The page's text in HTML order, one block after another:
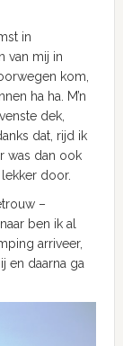
in
van mij in
kom,
ha ha. M’n
dek,
dat, rijd ik
was dan ook
door.
–
ben ik al
arriveer,
en daarna ga